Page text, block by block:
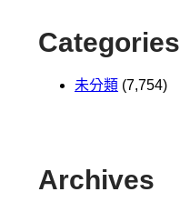
Categories
未分類 (7,754)
Archives